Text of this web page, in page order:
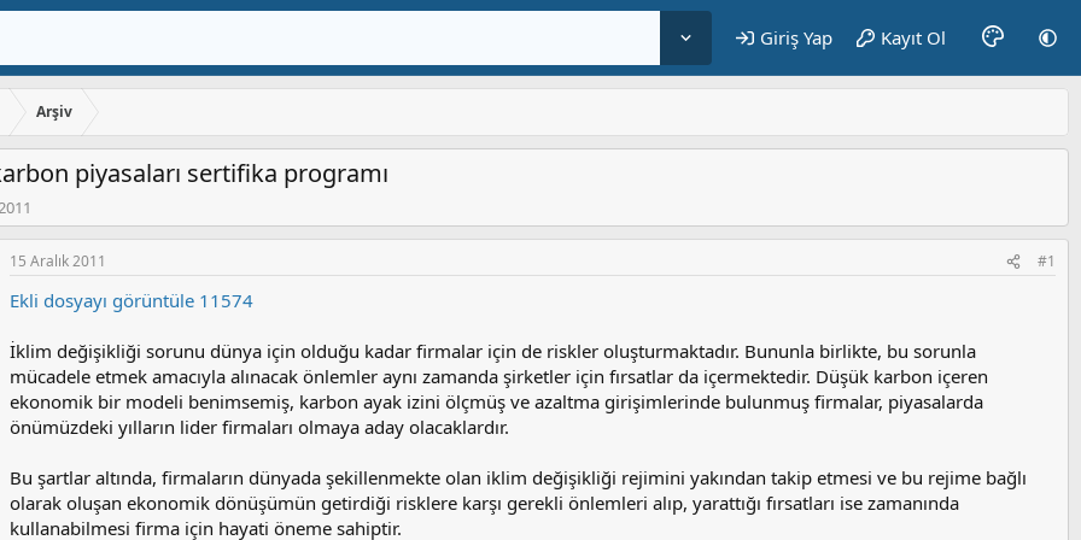
Giriş Yap Kayıt Ol
Arşiv
piyasaları sertifika programı
15 Aralık 2011 #1
Ekli dosyayı görüntüle 11574
İklim değişikliği sorunu dünya için olduğu kadar firmalar için de riskler oluşturmaktadır. Bununla birlikte, bu sorunla
mücadele etmek amacıyla alınacak önlemler aynı zamanda şirketler için fırsatlar da içermektedir. Düşük karbon içeren
ekonomik bir modeli benimsemiş, karbon ayak izini ölçmüş ve azaltma girişimlerinde bulunmuş firmalar, piyasalarda
önümüzdeki yılların lider firmaları olmaya aday olacaklardır.
Bu şartlar altında, firmaların dünyada şekillenmekte olan iklim değişikliği rejimini yakından takip etmesi ve bu rejime bağlı
olarak oluşan ekonomik dönüşümün getirdiği risklere karşı gerekli önlemleri alıp, yarattığı fırsatları ise zamanında
kullanabilmesi firma için hayati öneme sahiptir.